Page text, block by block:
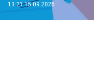
13:21 15.09.2025